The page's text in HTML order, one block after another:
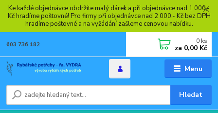
Ke každé objednávce obdržíte malý dárek a při objednávce nad 1 000,-
Kč hradíme poštovné! Pro firmy při objednávce nad 2 000,- Kč bez DPH
hradíme poštovné a na vyžádání zašleme cenovou nabídku.
Menu
Hledat
603 736 182 0 ks
za 0,00 Kč